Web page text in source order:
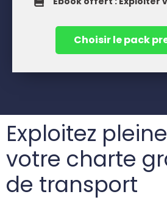
Choisir le pack
Exploitez
votre charte
de transport